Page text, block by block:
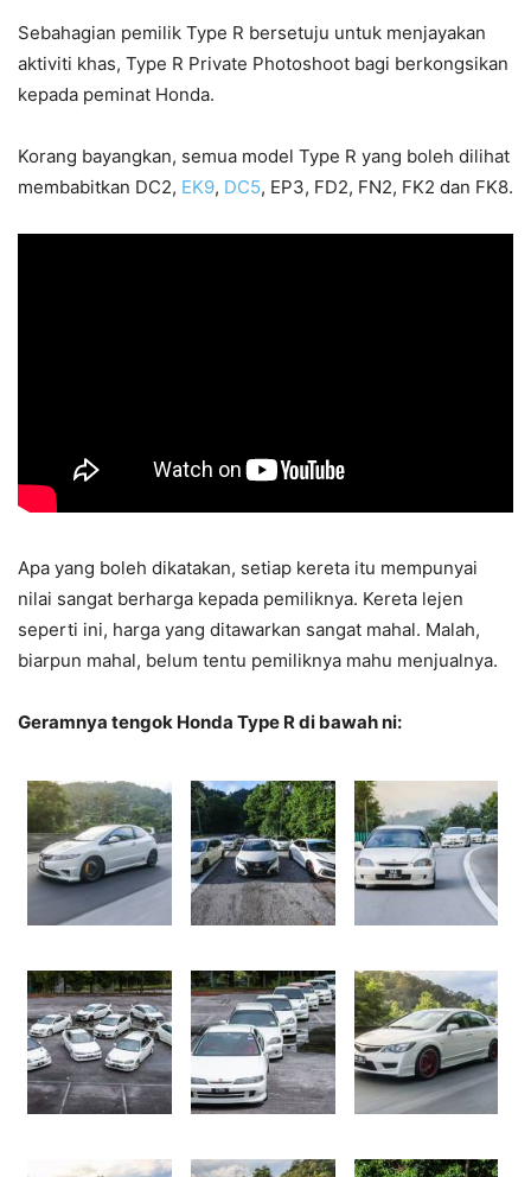
Sebahagian pemilik Type R bersetuju untuk menjayakan
aktiviti khas, Type R Private Photoshoot bagi berkongsikan
kepada peminat Honda.
Korang bayangkan, semua model Type R yang boleh dilihat
membabitkan DC2, EK9, DC5, EP3, FD2, FN2, FK2 dan FK8.
Apa yang boleh dikatakan, setiap kereta itu mempunyai
nilai sangat berharga kepada pemiliknya. Kereta lejen
seperti ini, harga yang ditawarkan sangat mahal. Malah,
biarpun mahal, belum tentu pemiliknya mahu menjualnya.
Geramnya tengok Honda Type R di bawah ni: